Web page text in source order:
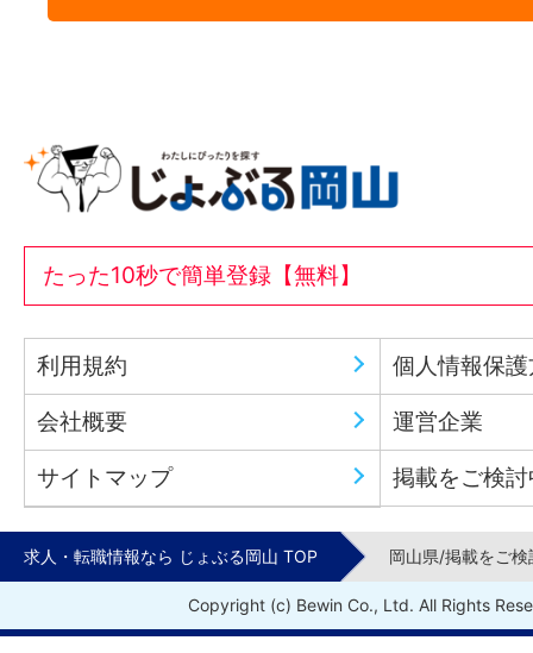
たった10秒で簡単登録【無料】
利用規約 個人情報保
会社概要 運営企業
サイトマップ 掲載をご検
求人・転職情報なら じょぶる岡山 TOP 岡山県/掲載をご
Copyright (c) Bewin Co., Ltd. All Rights